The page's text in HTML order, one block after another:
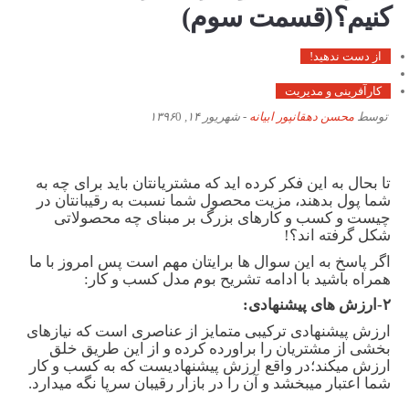
کنیم؟(قسمت سوم)
از دست ندهید!
کارآفرینی و مدیریت
توسط محسن دهقانپور ابیانه - شهریور ۱۴, ۱۳۹۶ 0
تا بحال به این فکر کرده اید که مشتریانتان باید برای چه به
شما پول بدهند، مزیت محصول شما نسبت به رقیبانتان در
چیست و کسب و کارهای بزرگ بر مبنای چه محصولاتی
شکل گرفته اند؟!
اگر پاسخ به این سوال ها برایتان مهم است پس امروز با ما
همراه باشید با ادامه تشریح بوم مدل کسب و کار:
۲-ارزش های پیشنهادی:
ارزش پیشنهادی ترکیبی متمایز از عناصری است که نیازهای
بخشی از مشتریان را براورده کرده و از این طریق خلق
ارزش میکند؛در واقع ارزش پیشنهادیست که به کسب و کار
شما اعتبار میبخشد و آن را در بازار رقیبان سرپا نگه میدارد.